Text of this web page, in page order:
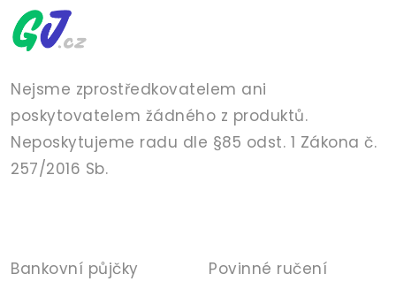
Nejsme zprostředkovatelem ani
poskytovatelem žádného z produktů.
Neposkytujeme radu dle §85 odst. 1 Zákona č.
257/2016 Sb.
Bankovní půjčky
Povinné ručení